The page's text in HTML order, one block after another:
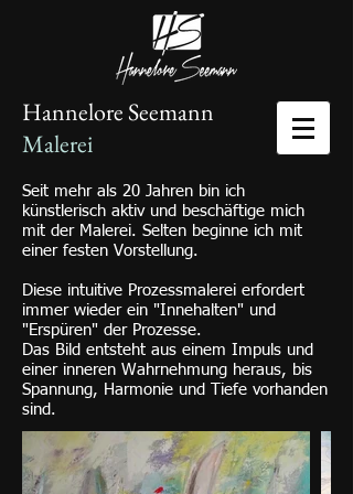
Hannelore Seemann
Malerei
Seit mehr als 20 Jahren bin ich
künstlerisch aktiv und beschäftige mich
mit der Malerei. Selten beginne ich mit
einer festen Vorstellung.
Diese intuitive Prozessmalerei erfordert
immer wieder ein "Innehalten" und
"Erspüren" der Prozesse.
Das Bild entsteht aus einem Impuls und
einer inneren Wahrnehmung heraus, bis
Spannung, Harmonie und Tiefe vorhanden
sind.